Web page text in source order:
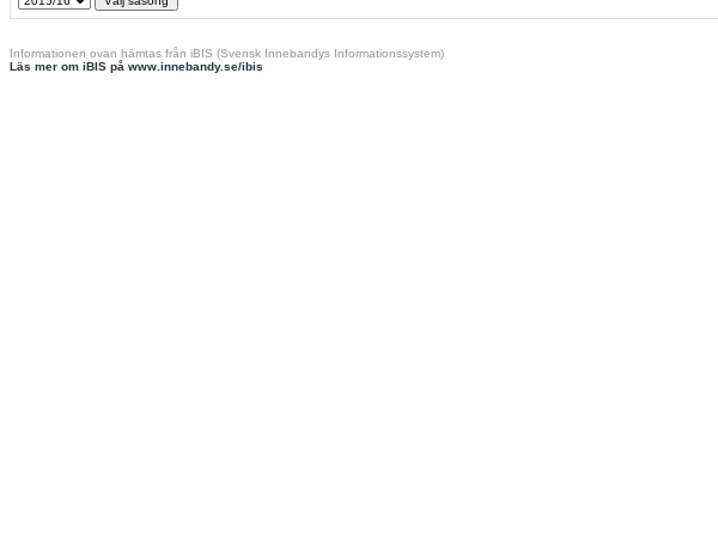
Informationen ovan hämtas från iBIS (Svensk Innebandys Informationssystem)
Läs mer om iBIS på www.innebandy.se/ibis